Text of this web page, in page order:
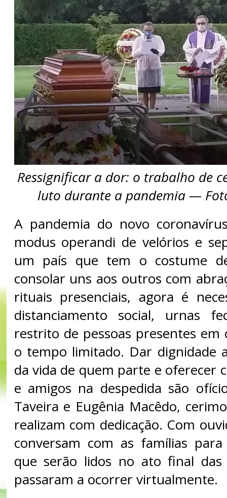
Ressignificar a dor: o trabalho de
luto durante a pandemia —
A pandemia do novo
modus operandi de velórios e
um país que tem o costume
consolar uns aos outros com
rituais presenciais, agora é
distanciamento social, urnas
restrito de pessoas presentes em
o tempo limitado. Dar dignidade
da vida de quem parte e oferecer
e amigos na despedida são
Taveira e Eugênia Macêdo,
realizam com dedicação. Com
conversam com as famílias
que serão lidos no ato final das
passaram a ocorrer virtualmente.